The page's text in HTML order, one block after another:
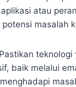
atau
masalah
baik melalui